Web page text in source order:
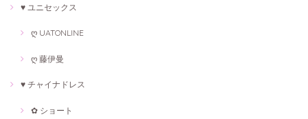
♥ ユニセックス
ღ UATONLINE
ღ 藤伊曼
♥ チャイナドレス
✿ ショート